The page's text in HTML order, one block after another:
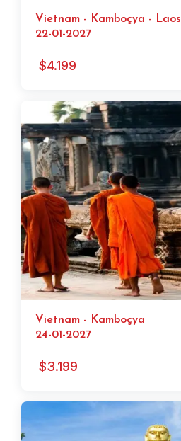
Vietnam - Kamboçya - Laos
22-01-2027
$4.199
Vietnam - Kamboçya
24-01-2027
$3.199